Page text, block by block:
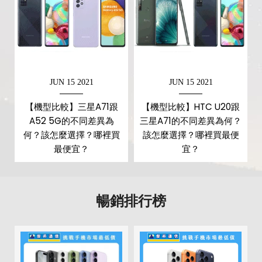
第二主相機鏡頭種類
超廣角鏡頭
第二主相機光圈
f2.2
第三主相機鏡頭種類
景深鏡頭
第三主相機光圈
f2.4
第四主相機畫素
500 萬畫素
f2.4
第一前相機畫素
3200 萬畫素
JUN 15 2021
【機型比較】三星A71跟
A52 5G的不同差異為
何？該怎麼選擇？哪裡買
最便宜？
JUN 15 2021
【機型比較】HTC U20跟
三星A71的不同差異為何？
該怎麼選擇？哪裡買最便
宜？
暢銷排行榜